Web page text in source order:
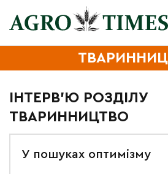
ІНТЕРВ'Ю РОЗДІЛУ
ТВАРИННИЦТВО
У пошуках оптимізму